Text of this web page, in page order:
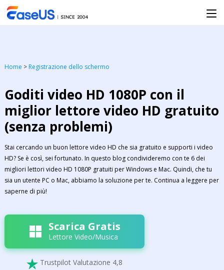
Home > Registrazione dello schermo
Goditi video HD 1080P con il
miglior lettore video HD gratuito
(senza problemi)
Stai cercando un buon lettore video HD che sia gratuito e supporti i video
HD? Se è così, sei fortunato. In questo blog condivideremo con te 6 dei
migliori lettori video HD 1080P gratuiti per Windows e Mac. Quindi, che tu
sia un utente PC o Mac, abbiamo la soluzione per te. Continua a leggere per
saperne di più!
Scarica Gratis
Lettore Video/Musica
 Trustpilot Valutazione 4,8